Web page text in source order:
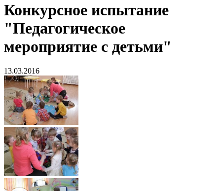
Конкурсное испытание
"Педагогическое
мероприятие с детьми"
13.03.2016